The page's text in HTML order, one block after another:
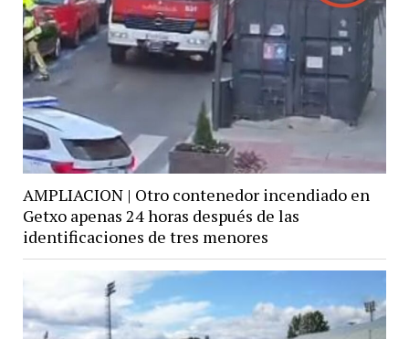
AMPLIACION | Otro contenedor incendiado en
Getxo apenas 24 horas después de las
identificaciones de tres menores